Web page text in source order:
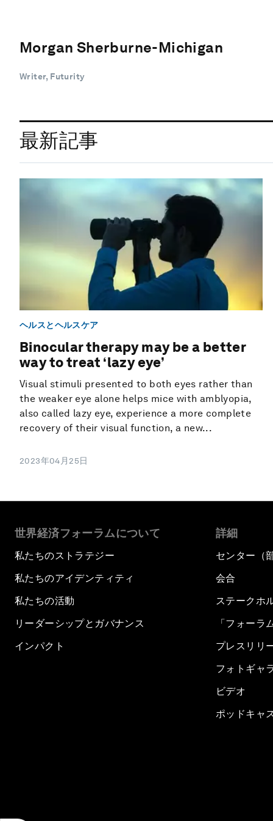
Morgan Sherburne-Michigan
Writer, Futurity
最新記事
ヘルスとヘルスケア
Binocular therapy may be a better
way to treat ‘lazy eye’
Visual stimuli presented to both eyes rather than
the weaker eye alone helps mice with amblyopia,
also called lazy eye, experience a more complete
recovery of their visual function, a new...
2023年04月25日
世界経済フォーラムについて
私たちのストラテジー
私たちのアイデンティティ
私たちの活動
リーダーシップとガバナンス
インパクト
詳細
センター（
会合
ステークホ
「フォーラ
プレスリリ
フォトギャ
ビデオ
ポッドキャ